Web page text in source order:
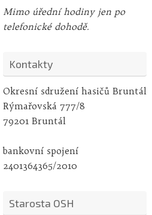
Mimo úřední hodiny jen po
telefonické dohodě.
Kontakty
Okresní sdružení hasičů Bruntál
Rýmařovská 777/8
79201 Bruntál
bankovní spojení
2401364365/2010
Starosta OSH